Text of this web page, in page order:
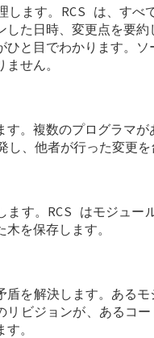
します。RCS は、すべ
した日時、変更点を要
ひと目でわかります。
せん。
す。複数のプログラマ
、他者が行った変更を
ます。RCS はモジュ
を保存します。
盾を解決します。ある
ビジョンが、あるコ
。